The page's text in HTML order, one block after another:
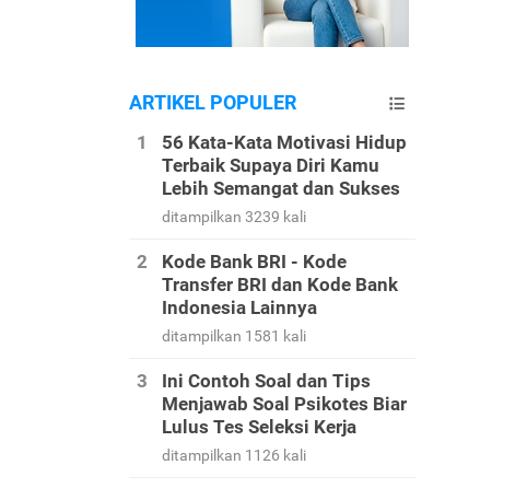
ARTIKEL POPULER
56 Kata-Kata Motivasi Hidup
Terbaik Supaya Diri Kamu
Lebih Semangat dan Sukses
ditampilkan 3239 kali
Kode Bank BRI - Kode
Transfer BRI dan Kode Bank
Indonesia Lainnya
ditampilkan 1581 kali
Ini Contoh Soal dan Tips
Menjawab Soal Psikotes Biar
Lulus Tes Seleksi Kerja
ditampilkan 1126 kali